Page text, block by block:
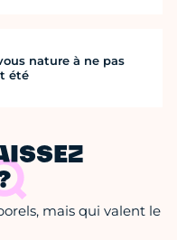
nature à ne pas
été
mais qui valent le